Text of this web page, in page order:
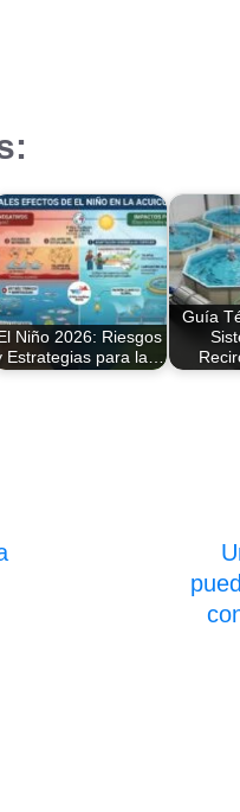
Niño 2026: Riesgos
Estrategias para la…
Guía